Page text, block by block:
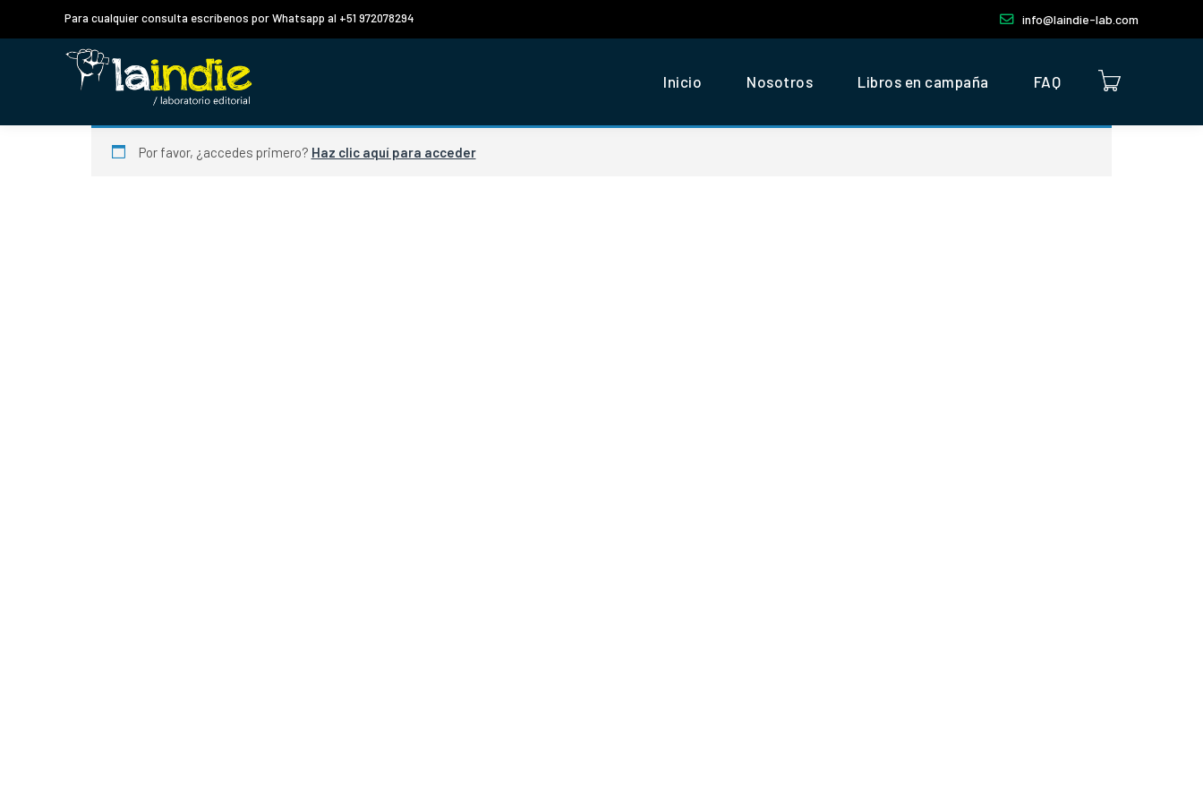
Para cualquier consulta escríbenos por Whatsapp al +51 972078294 info@laindie-lab.com
Inicio Nosotros Libros en campaña FAQ
Por favor, ¿accedes primero? Haz clic aquí para acceder